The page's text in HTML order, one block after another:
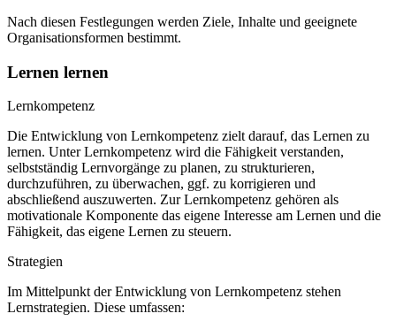
Nach diesen Festlegungen werden Ziele, Inhalte und geeignete
Organisationsformen bestimmt.
Lernen lernen
Lernkompetenz
Die Entwicklung von Lernkompetenz zielt darauf, das Lernen zu
lernen. Unter Lernkompetenz wird die Fähigkeit verstanden,
selbstständig Lernvorgänge zu planen, zu strukturieren,
durchzuführen, zu überwachen, ggf. zu korrigieren und
abschließend auszuwerten. Zur Lernkompetenz gehören als
motivationale Komponente das eigene Interesse am Lernen und die
Fähigkeit, das eigene Lernen zu steuern.
Strategien
Im Mittelpunkt der Entwicklung von Lernkompetenz stehen
Lernstrategien. Diese umfassen: